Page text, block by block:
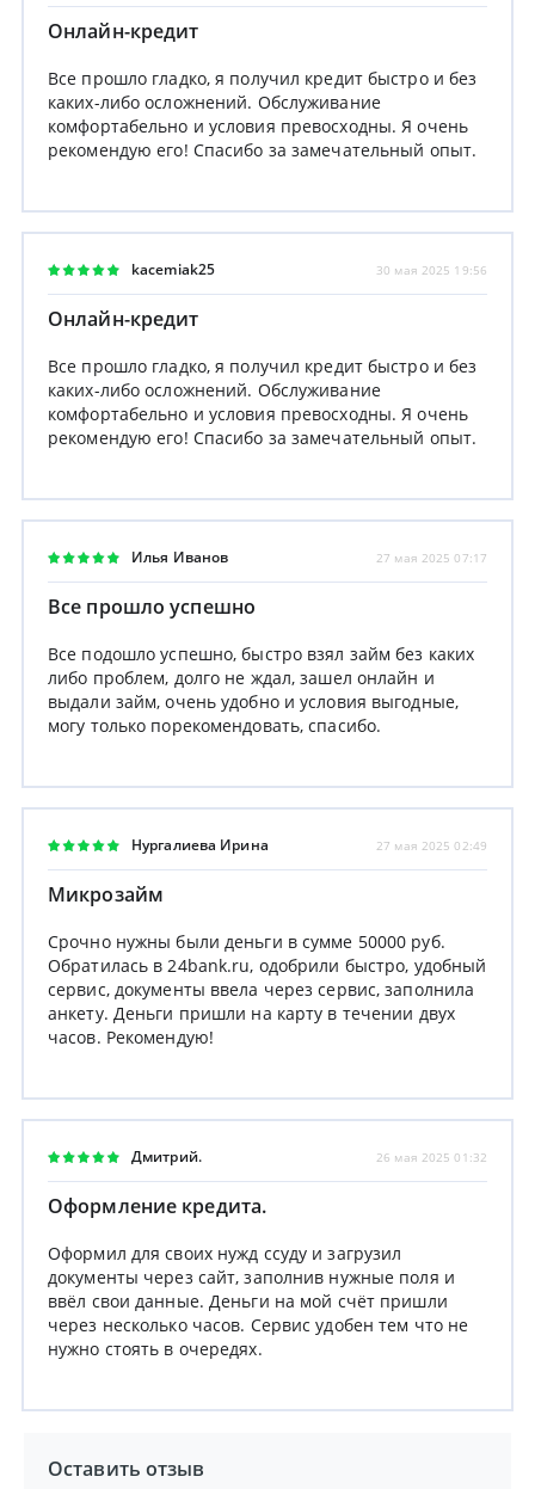
Онлайн-кредит
Все прошло гладко, я получил кредит быстро и без
каких-либо осложнений. Обслуживание
комфортабельно и условия превосходны. Я очень
рекомендую его! Спасибо за замечательный опыт.
kacemiak25 30 мая 2025 19:56
Онлайн-кредит
Все прошло гладко, я получил кредит быстро и без
каких-либо осложнений. Обслуживание
комфортабельно и условия превосходны. Я очень
рекомендую его! Спасибо за замечательный опыт.
Илья Иванов 27 мая 2025 07:17
Все прошло успешно
Все подошло успешно, быстро взял займ без каких
либо проблем, долго не ждал, зашел онлайн и
выдали займ, очень удобно и условия выгодные,
могу только порекомендовать, спасибо.
Нургалиева Ирина 27 мая 2025 02:49
Микрозайм
Срочно нужны были деньги в сумме 50000 руб.
Обратилась в 24bank.ru, одобрили быстро, удобный
сервис, документы ввела через сервис, заполнила
анкету. Деньги пришли на карту в течении двух
часов. Рекомендую!
Дмитрий. 26 мая 2025 01:32
Оформление кредита.
Оформил для своих нужд ссуду и загрузил
документы через сайт, заполнив нужные поля и
ввёл свои данные. Деньги на мой счёт пришли
через несколько часов. Сервис удобен тем что не
нужно стоять в очередях.
Оставить отзыв